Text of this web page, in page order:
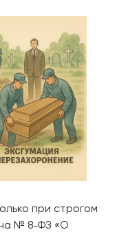
при строгом
№ 8‑ФЗ «О